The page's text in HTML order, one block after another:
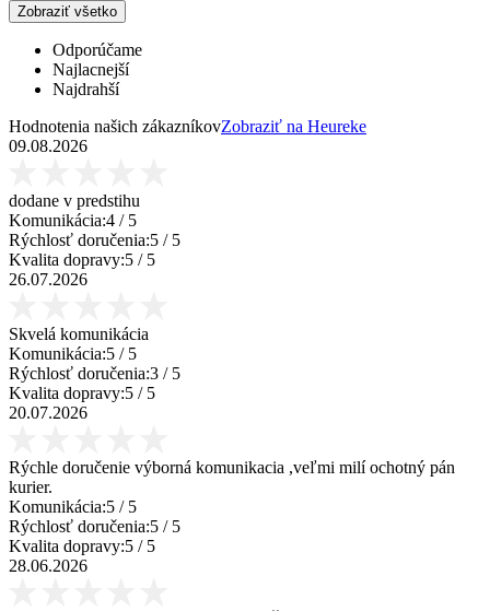
Zobraziť všetko
Odporúčame
Najlacnejší
Najdrahší
Hodnotenia našich zákazníkovZobraziť na Heureke
09.08.2026
dodane v predstihu
Komunikácia:4 / 5
Rýchlosť doručenia:5 / 5
Kvalita dopravy:5 / 5
26.07.2026
Skvelá komunikácia
Komunikácia:5 / 5
Rýchlosť doručenia:3 / 5
Kvalita dopravy:5 / 5
20.07.2026
Rýchle doručenie výborná komunikacia ,veľmi milí ochotný pán
kurier.
Komunikácia:5 / 5
Rýchlosť doručenia:5 / 5
Kvalita dopravy:5 / 5
28.06.2026